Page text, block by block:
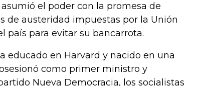
el poder con la promesa de
de austeridad impuestas por la Unión
país para evitar su bancarrota.
educado en Harvard y nacido en una
como primer ministro y
Nueva Democracia, los socialistas